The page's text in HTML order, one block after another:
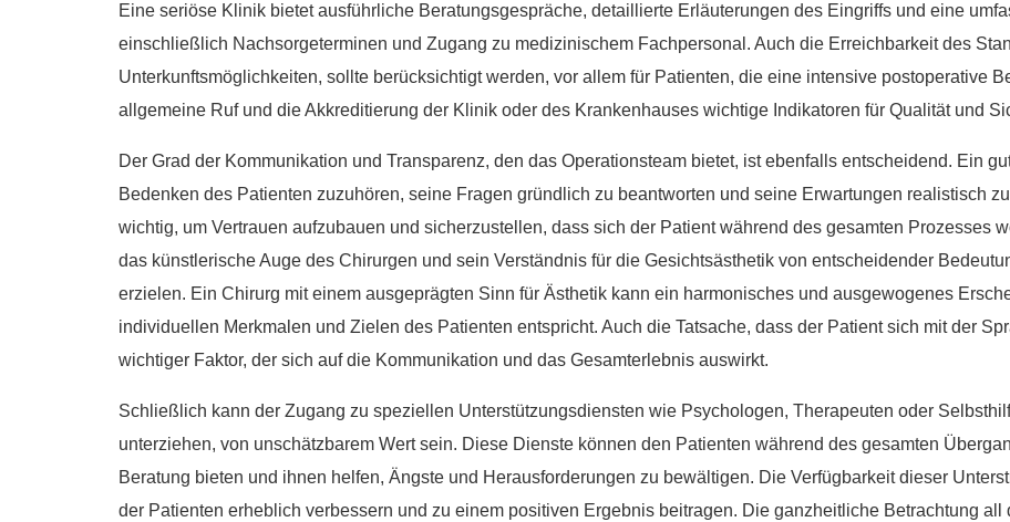
Eine seriöse Klinik bietet ausführliche Beratungsgespräche, detaillierte Erläuterungen des Eingriffs und eine
einschließlich Nachsorgeterminen und Zugang zu medizinischem Fachpersonal. Auch die Erreichbarkeit des
Unterkunftsmöglichkeiten, sollte berücksichtigt werden, vor allem für Patienten, die eine intensive postoperative
allgemeine Ruf und die Akkreditierung der Klinik oder des Krankenhauses wichtige Indikatoren für Qualität und
Der Grad der Kommunikation und Transparenz, den das Operationsteam bietet, ist ebenfalls entscheidend. Ein
Bedenken des Patienten zuzuhören, seine Fragen gründlich zu beantworten und seine Erwartungen realistisch
wichtig, um Vertrauen aufzubauen und sicherzustellen, dass sich der Patient während des gesamten Prozesses
das künstlerische Auge des Chirurgen und sein Verständnis für die Gesichtsästhetik von entscheidender
erzielen. Ein Chirurg mit einem ausgeprägten Sinn für Ästhetik kann ein harmonisches und ausgewogenes
individuellen Merkmalen und Zielen des Patienten entspricht. Auch die Tatsache, dass der Patient sich mit der
wichtiger Faktor, der sich auf die Kommunikation und das Gesamterlebnis auswirkt.
Schließlich kann der Zugang zu speziellen Unterstützungsdiensten wie Psychologen, Therapeuten oder
unterziehen, von unschätzbarem Wert sein. Diese Dienste können den Patienten während des gesamten
Beratung bieten und ihnen helfen, Ängste und Herausforderungen zu bewältigen. Die Verfügbarkeit dieser
der Patienten erheblich verbessern und zu einem positiven Ergebnis beitragen. Die ganzheitliche Betrachtung all